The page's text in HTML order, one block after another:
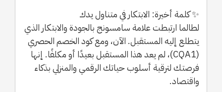
✨ كلمة أخيرة: الابتكار في متناول يدك
لطالما ارتبطت علامة سامسونج بالجودة والابتكار الذي
يتطلع إليه المستقبل. الآن، ومع كود الخصم الحصري
(CQA1)، لم يعد هذا المستقبل بعيدًا أو مكلفًا. إنها
فرصتك لترقية أسلوب حياتك الرقمي والمنزلي بذكاء
واقتصاد.